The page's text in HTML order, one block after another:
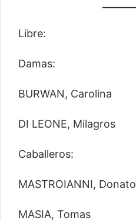
Libre:
Damas:
BURWAN, Carolina
DI LEONE, Milagros
Caballeros:
MASTROIANNI, Donato
MASIA, Tomas